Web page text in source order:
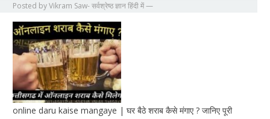
Posted byVikram Saw- सर्वश्रेष्ठ ज्ञान हिंदी में—
online daru kaise mangaye | घर बैठे शराब कैसे मंगाए ? जानिए पूरी